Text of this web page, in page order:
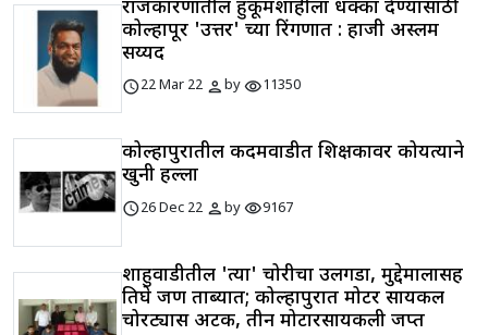
राजकारणातील हुकूमशाहीला धक्का देण्यासाठी
कोल्हापूर 'उत्तर' च्या रिंगणात : हाजी अस्लम
सय्यद
schedule22 Mar 22 personbyvisibility11350
कोल्हापुरातील कदमवाडीत शिक्षकावर कोयत्याने
खुनी हल्ला
schedule26 Dec 22 personbyvisibility9167
शाहुवाडीतील 'त्या' चोरीचा उलगडा, मुद्देमालासह
तिघे जण ताब्यात; कोल्हापुरात मोटर सायकल
चोरट्यास अटक, तीन मोटारसायकली जप्त